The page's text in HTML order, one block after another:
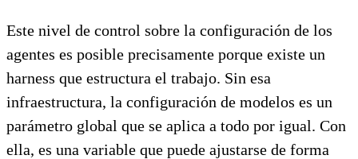
Este nivel de control sobre la configuración de los
agentes es posible precisamente porque existe un
harness que estructura el trabajo. Sin esa
infraestructura, la configuración de modelos es un
parámetro global que se aplica a todo por igual. Con
ella, es una variable que puede ajustarse de forma